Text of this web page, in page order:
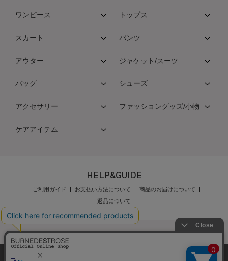
ワンピース トップス
スカート パンツ
アウター ジャケット/スーツ
バッグ シューズ
アクセサリー ファッショングッズ/小物
ケアアイテム
HELP&GUIDE
ご利用ガイド お支払い方法について
商品のお届けについて
返品について
弊社はCookieを利用し、Webの利便性向上に努め